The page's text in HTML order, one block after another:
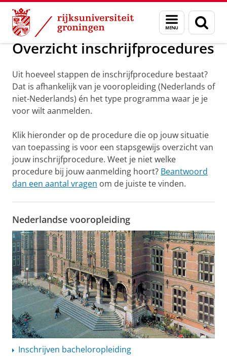
Skip
Content
Skip
Navigation
Menu
en
zoeken
Onderwijs Overzicht inschrijfprocedures
Overzicht inschrijfprocedures
Uit hoeveel stappen de inschrijfprocedure bestaat?
Dat is afhankelijk van je vooropleiding (Nederlands of
niet-Nederlands) én het type programma waar je je
voor wilt aanmelden.
Klik hieronder op de procedure die op jouw situatie
van toepassing is voor een stapsgewijs overzicht van
jouw inschrijfprocedure. Weet je niet welke
procedure bij jouw aanmelding hoort? Beantwoord
dan een aantal vragen om de juiste te vinden.
Nederlandse vooropleiding
Inschrijven bacheloropleiding